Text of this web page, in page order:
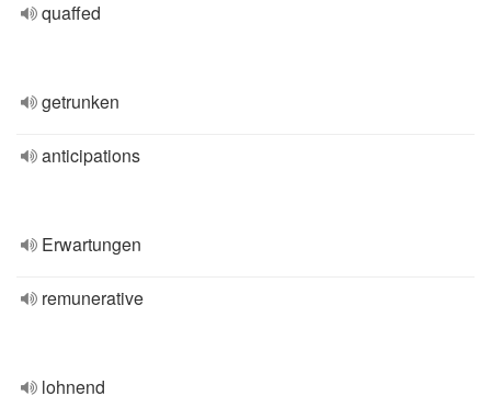
quaffed
getrunken
anticipations
Erwartungen
remunerative
lohnend